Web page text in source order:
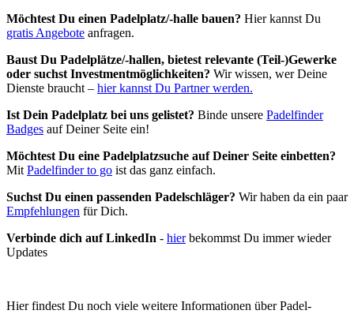
Möchtest Du einen Padelplatz/-halle bauen? Hier kannst Du
gratis Angebote anfragen.
Baust Du Padel­plätze/-hallen, bietest relevante (Teil-)Gewerke
oder suchst In­vest­ment­möglich­keiten? Wir wissen, wer Deine
Dienste braucht – hier kannst Du Partner werden.
Ist Dein Padelplatz bei uns gelistet? Binde unsere Padelfinder
Badges auf Deiner Seite ein!
Möchtest Du eine Padelplatzsuche auf Deiner Seite einbetten?
MitPadelfinder to go ist das ganz einfach.
Suchst Du einen passenden Padelschläger? Wir haben da ein paar
Empfehlungen für Dich.
Verbinde dich auf LinkedIn - hierbekommst Du immer wieder
Updates
Hier findest Du noch viele weitere Informationen über Padel-